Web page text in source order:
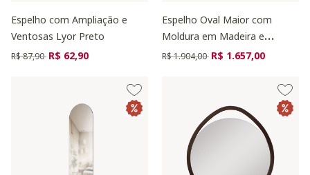
Espelho com Ampliação e
Ventosas Lyor Preto
Preço reduzido de
R$ 87,90 para
R$ 62,90
Espelho Oval Maior com
Moldura em Madeira e
Acabamento Liso Preto
Preço reduzido de
R$ 1.904,00 para
R$ 1.657,00